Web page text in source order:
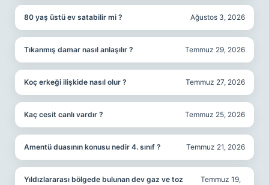
80 yaş üstü ev satabilir mi ? Ağustos 3, 2026
Tıkanmış damar nasıl anlaşılır ? Temmuz 29, 2026
Koç erkeği ilişkide nasıl olur ? Temmuz 27, 2026
Kaç cesit canlı vardır ? Temmuz 25, 2026
Amentü duasının konusu nedir 4. sınıf ? Temmuz 21, 2026
Yıldızlararası bölgede bulunan dev gaz ve toz
Temmuz 19,